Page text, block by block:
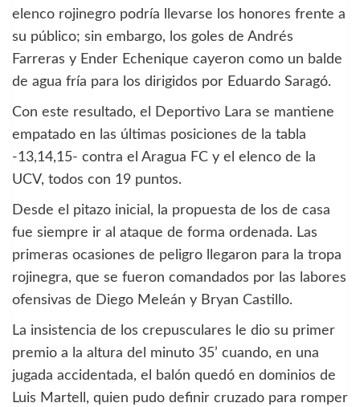
elenco rojinegro podría llevarse los honores frente a
su público; sin embargo, los goles de Andrés
Farreras y Ender Echenique cayeron como un balde
de agua fría para los dirigidos por Eduardo Saragó.
Con este resultado, el Deportivo Lara se mantiene
empatado en las últimas posiciones de la tabla
-13,14,15- contra el Aragua FC y el elenco de la
UCV, todos con 19 puntos.
Desde el pitazo inicial, la propuesta de los de casa
fue siempre ir al ataque de forma ordenada. Las
primeras ocasiones de peligro llegaron para la tropa
rojinegra, que se fueron comandados por las labores
ofensivas de Diego Meleán y Bryan Castillo.
La insistencia de los crepusculares le dio su primer
premio a la altura del minuto 35’ cuando, en una
jugada accidentada, el balón quedó en dominios de
Luis Martell, quien pudo definir cruzado para romper